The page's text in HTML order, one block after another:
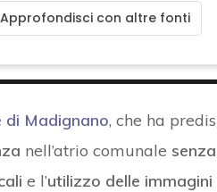
Approfondisci con altre fonti
di Madignano, che ha
nell’atrio comunale
e l’utilizzo delle